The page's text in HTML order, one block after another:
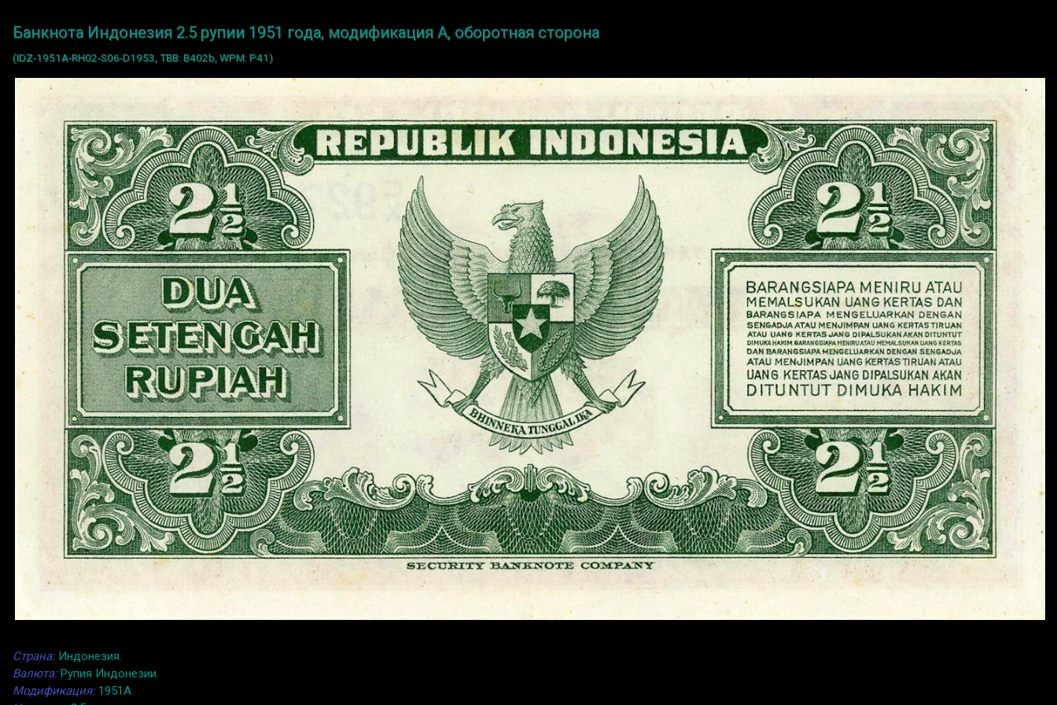
Банкнота Индонезия 2.5 рупии 1951 года, модификация A, оборотная сторона
(IDZ-1951A-RH02-S06-D1953, TBB: B402b, WPM: P41)
Страна:Индонезия.
Валюта:Рупия Индонезии.
Модификация:1951A.